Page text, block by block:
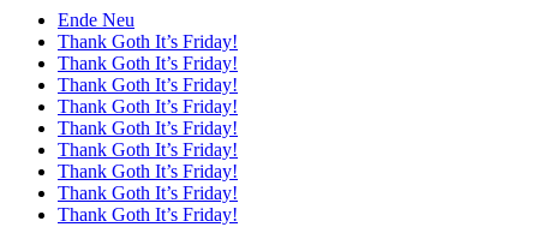
Ende Neu
Thank Goth It’s Friday!
Thank Goth It’s Friday!
Thank Goth It’s Friday!
Thank Goth It’s Friday!
Thank Goth It’s Friday!
Thank Goth It’s Friday!
Thank Goth It’s Friday!
Thank Goth It’s Friday!
Thank Goth It’s Friday!